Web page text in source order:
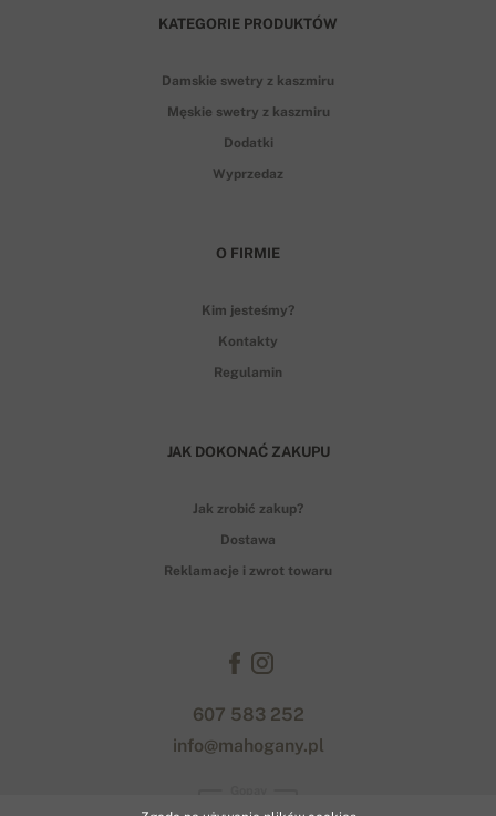
KATEGORIE PRODUKTÓW
Damskie swetry z kaszmiru
Męskie swetry z kaszmiru
Dodatki
Wyprzedaz
O FIRMIE
Kim jesteśmy?
Kontakty
Regulamin
JAK DOKONAĆ ZAKUPU
Jak zrobić zakup?
Dostawa
Reklamacje i zwrot towaru
607 583 252
info@mahogany.pl